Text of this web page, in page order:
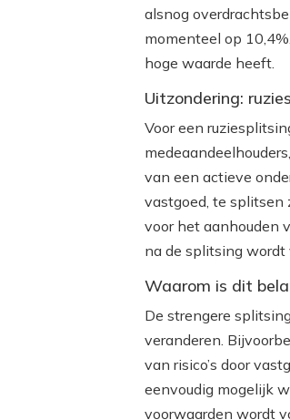
alsnog
momenteel op
hoge waarde heeft.
Uitzondering:
Voor een
van een actieve
vastgoed, te splitsen
voor het aanhouden
na de splitsing wordt
Waarom is dit
De strengere
veranderen.
van risico’s door
eenvoudig mogelijk
voorwaarden wordt